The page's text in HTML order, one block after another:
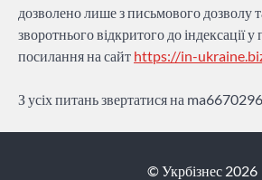
дозволено лише з письмового дозволу
зворотнього відкритого до індексації
посилання на сайт https://in-
З усіх питань звертатися на
© Укрбізнес 2026